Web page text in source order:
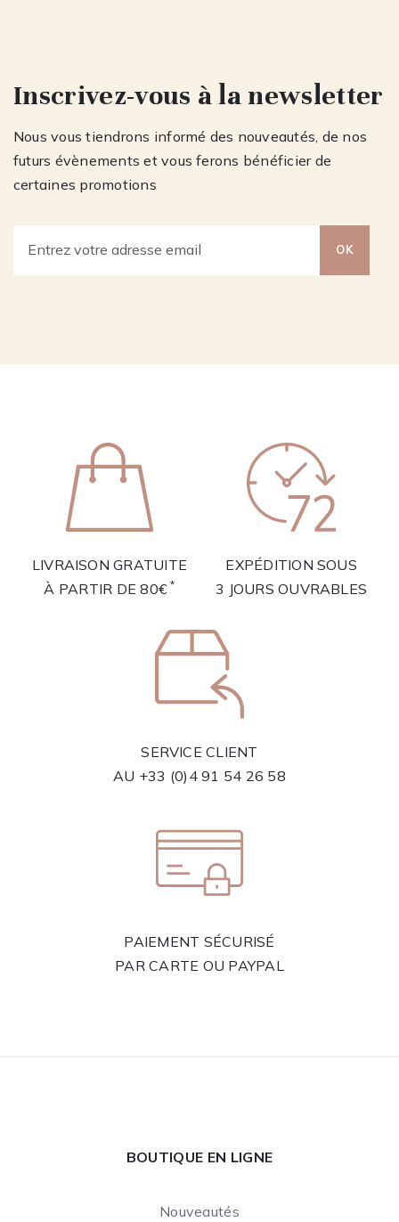
Inscrivez-vous à la newsletter
Nous vous tiendrons informé des nouveautés, de nos
futurs évènements et vous ferons bénéficier de
certaines promotions
OK
LIVRAISON GRATUITE
À PARTIR DE 80€*
EXPÉDITION SOUS
3 JOURS OUVRABLES
SERVICE CLIENT
AU +33 (0)4 91 54 26 58
PAIEMENT SÉCURISÉ
PAR CARTE OU PAYPAL
BOUTIQUE EN LIGNE
Nouveautés